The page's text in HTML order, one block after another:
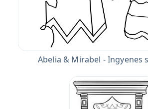
Abelia & Mirabel - Ingyenes